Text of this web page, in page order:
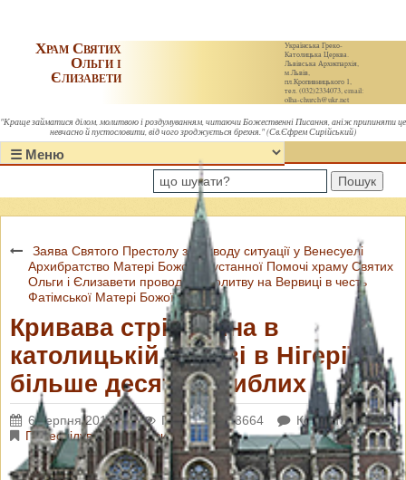
Українська Греко-
Католицька Церква.
Львівська Архиєпархія,
м.Львів,
пл.Кропивницького 1,
тел. (032)2334073, email:
olha-church@ukr.net
Храм Святих
Ольги і
Єлизавети
"Краще займатися ділом, молитвою і роздумуванням, читаючи Божественні Писання, аніж припиняти це
невчасно й пустословити, від чого зроджується брехня." (Св.Єфрем Сирійський)
Пошук
Заява Святого Престолу з приводу ситуації у Венесуелі
Архибратство Матері Божої Неустанної Помочі храму Святих
Ольги і Єлизавети проводить молитву на Вервиці в честь
Фатімської Матері Божої.
Кривава стрілянина в
католицькій церкві в Нігерії:
більше десяти загиблих
6 серпня 2017 р. Переглядів: 3664
Коментарі: 0
Переслідування Церкви